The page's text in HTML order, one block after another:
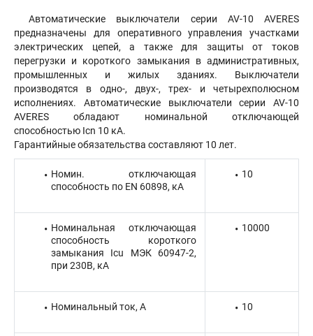
Автоматические выключатели серии AV-10 AVERES
предназначены для оперативного управления участками
электрических цепей, а также для защиты от токов
перегрузки и короткого замыкания в административных,
промышленных и жилых зданиях. Выключатели
производятся в одно-, двух-, трех- и четырехполюсном
исполнениях. Автоматические выключатели серии AV-10
AVERES обладают номинальной отключающей
способностью Icn 10 кА.
Гарантийные обязательства составляют 10 лет.
Номин. отключающая
способность по EN 60898, кА
10
Номинальная отключающая
способность короткого
замыкания Icu МЭК 60947-2,
при 230В, кА
10000
Номинальный ток, А 10